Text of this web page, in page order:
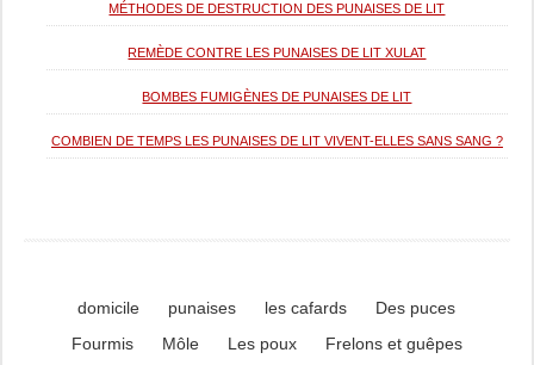
MÉTHODES DE DESTRUCTION DES PUNAISES DE LIT
REMÈDE CONTRE LES PUNAISES DE LIT XULAT
BOMBES FUMIGÈNES DE PUNAISES DE LIT
COMBIEN DE TEMPS LES PUNAISES DE LIT VIVENT-ELLES SANS SANG ?
domicile punaises les cafards
Des puces
Fourmis
Môle Les poux Frelons et guêpes